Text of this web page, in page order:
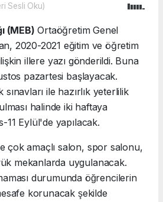
Sesli Oku)
(MEB) Ortaöğretim Genel
2020-2021 eğitim ve öğretim
illere yazı gönderildi. Buna
pazartesi başlayacak.
ile hazırlık yeterlilik
halinde iki haftaya
11 Eylül'de yapılacak.
çok amaçlı salon, spor salonu,
mekanlarda uygulanacak.
durumunda öğrencilerin
korunacak şekilde